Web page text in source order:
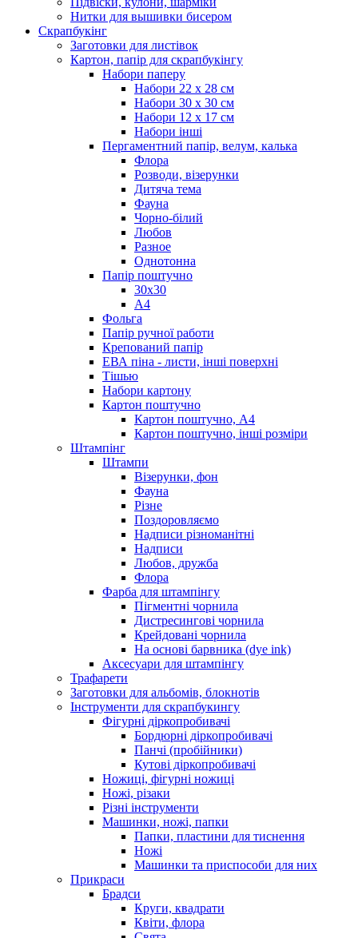
Нитки для вышивки бисером
Скрапбукінг
Заготовки для листівок
Картон, папір для скрапбукінгу
Набори паперу
Набори 22 х 28 см
Набори 30 х 30 см
Набори 12 х 17 см
Набори інші
Пергаментний папір, велум, калька
Флора
Розводи, візерунки
Дитяча тема
Фауна
Чорно-білий
Любов
Разное
Однотонна
Папір поштучно
30х30
А4
Фольга
Папір ручної работи
Крепований папір
ЕВА піна - листи, інші поверхні
Тішью
Набори картону
Картон поштучно
Картон поштучно, А4
Картон поштучно, інші розміри
Штампінг
Штампи
Візерунки, фон
Фауна
Різне
Поздоровляємо
Надписи різноманітні
Надписи
Любов, дружба
Флора
Фарба для штампінгу
Пігментні чорнила
Дистресингові чорнила
Крейдовані чорнила
На основі барвника (dye ink)
Аксесуари для штампінгу
Трафарети
Заготовки для альбомів, блокнотів
Інструменти для скрапбукингу
Фігурні діркопробивачі
Бордюрні діркопробивачі
Панчі (пробійники)
Кутові діркопробивачі
Ножиці, фігурні ножиці
Ножі, різаки
Різні інструменти
Машинки, ножі, папки
Папки, пластини для тиснення
Ножі
Машинки та приспособи для них
Прикраси
Брадси
Круги, квадрати
Квіти, флора